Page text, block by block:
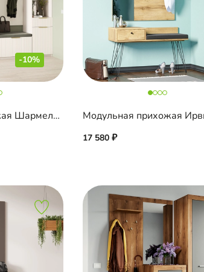
-10%
Модульная прихожая Шармель-3 Лайф Модульная прихожая
17 580